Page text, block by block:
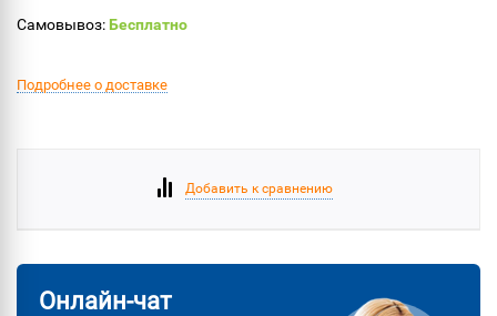
Самовывоз:Бесплатно
Подробнее о доставке
Добавить к сравнению
Онлайн-чат